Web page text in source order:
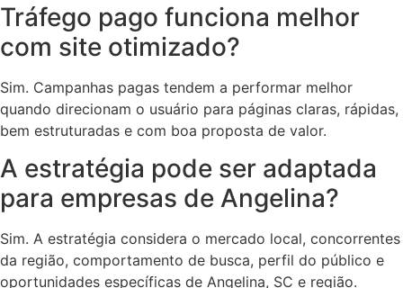
Tráfego pago funciona melhor
com site otimizado?
Sim. Campanhas pagas tendem a performar melhor
quando direcionam o usuário para páginas claras, rápidas,
bem estruturadas e com boa proposta de valor.
A estratégia pode ser adaptada
para empresas de Angelina?
Sim. A estratégia considera o mercado local, concorrentes
da região, comportamento de busca, perfil do público e
oportunidades específicas de Angelina, SC e região.